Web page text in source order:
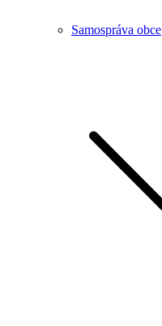
Samospráva obce